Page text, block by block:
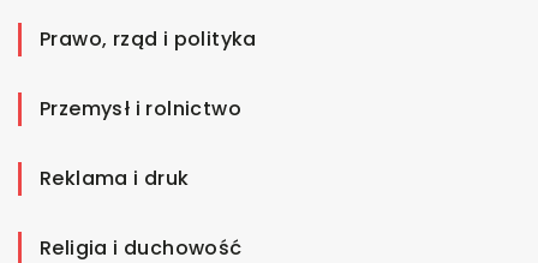
Prawo, rząd i polityka
Przemysł i rolnictwo
Reklama i druk
Religia i duchowość